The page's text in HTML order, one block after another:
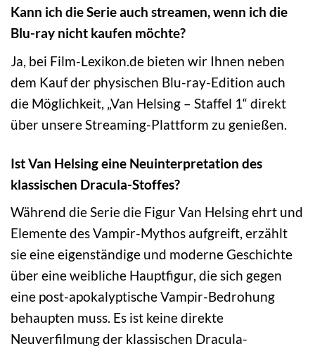
Kann ich die Serie auch streamen, wenn ich die
Blu-ray nicht kaufen möchte?
Ja, bei Film-Lexikon.de bieten wir Ihnen neben
dem Kauf der physischen Blu-ray-Edition auch
die Möglichkeit, „Van Helsing – Staffel 1“ direkt
über unsere Streaming-Plattform zu genießen.
Ist Van Helsing eine Neuinterpretation des
klassischen Dracula-Stoffes?
Während die Serie die Figur Van Helsing ehrt und
Elemente des Vampir-Mythos aufgreift, erzählt
sie eine eigenständige und moderne Geschichte
über eine weibliche Hauptfigur, die sich gegen
eine post-apokalyptische Vampir-Bedrohung
behaupten muss. Es ist keine direkte
Neuverfilmung der klassischen Dracula-